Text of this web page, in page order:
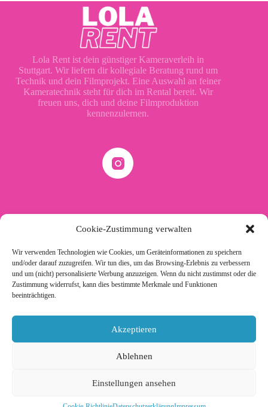
Cookie-Zustimmung verwalten
Wir verwenden Technologien wie Cookies, um Geräteinformationen zu speichern
und/oder darauf zuzugreifen. Wir tun dies, um das Browsing-Erlebnis zu verbessern
und um (nicht) personalisierte Werbung anzuzeigen. Wenn du nicht zustimmst oder die
Zustimmung widerrufst, kann dies bestimmte Merkmale und Funktionen
beeinträchtigen.
Akzeptieren
Ablehnen
Einstellungen ansehen
Lola Rent ist dein günstiger Kameraverleih in
Stuttgart. Wir liefern dir kollegiale Beratung rund um
Technik und dein Filmprojekt. Eine Auswahl an feiner
Kameratechnik steht für dich im Rental bereit. Wir
freuen uns, dich und deine Filmproduktion
kennenzulernen.
Informationen
FAQ
Impressum
AGB
Datenschutzerklärung
Kontakt